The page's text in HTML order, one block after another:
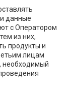
данные
с Оператором
из них,
продукты и
лицам
необходимый